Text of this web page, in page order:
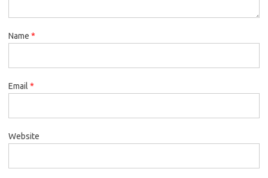
Name *
Email *
Website